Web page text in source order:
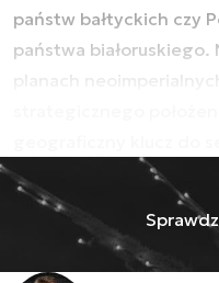
państw bałtyckich czy
państwa białoruskiego.
planach